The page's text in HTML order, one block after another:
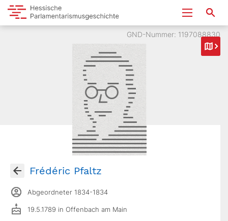
GND-Nummer: 1197088830
Frédéric Pfaltz
Abgeordneter 1834-1834
19.5.1789 in Offenbach am Main